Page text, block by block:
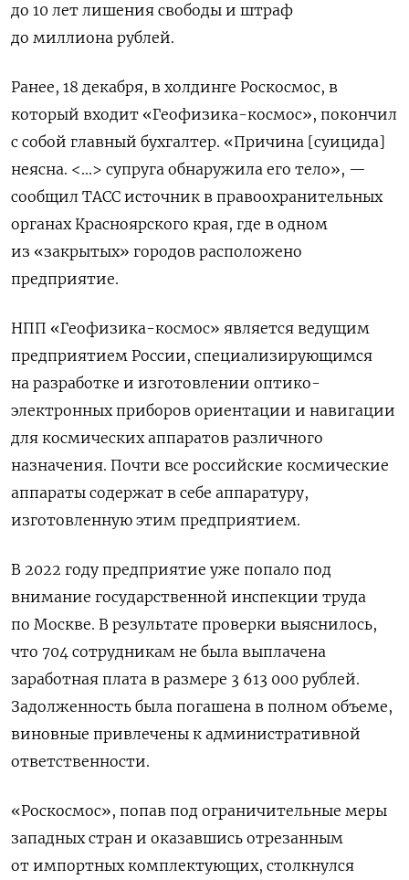
до 10 лет лишения свободы и штраф
до миллиона рублей.
Ранее, 18 декабря, в холдинге Роскосмос, в
который входит «Геофизика-космос», покончил
с собой главный бухгалтер. «Причина [суицида]
неясна. <...> cупруга обнаружила его тело», —
сообщил ТАСС источник в правоохранительных
органах Красноярского края, где в одном
из «закрытых» городов расположено
предприятие.
НПП «Геофизика-космос» является ведущим
предприятием России, специализирующимся
на разработке и изготовлении оптико-
электронных приборов ориентации и навигации
для космических аппаратов различного
назначения. Почти все российские космические
аппараты содержат в себе аппаратуру,
изготовленную этим предприятием.
В 2022 году предприятие уже попало под
внимание государственной инспекции труда
по Москве. В результате проверки выяснилось,
что 704 сотрудникам не была выплачена
заработная плата в размере 3 613 000 рублей.
Задолженность была погашена в полном объеме,
виновные привлечены к административной
ответственности.
«Роскосмос», попав под ограничительные меры
западных стран и оказавшись отрезанным
от импортных комплектующих, столкнулся